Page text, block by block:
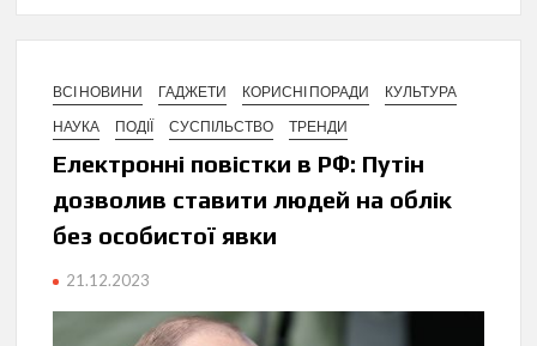
ВСІ НОВИНИ ГАДЖЕТИ КОРИСНІ ПОРАДИ
КУЛЬТУРА
НАУКА
ПОДІЇ СУСПІЛЬСТВО ТРЕНДИ
Електронні повістки в РФ: Путін
дозволив ставити людей на облік
без особистої явки
21.12.2023